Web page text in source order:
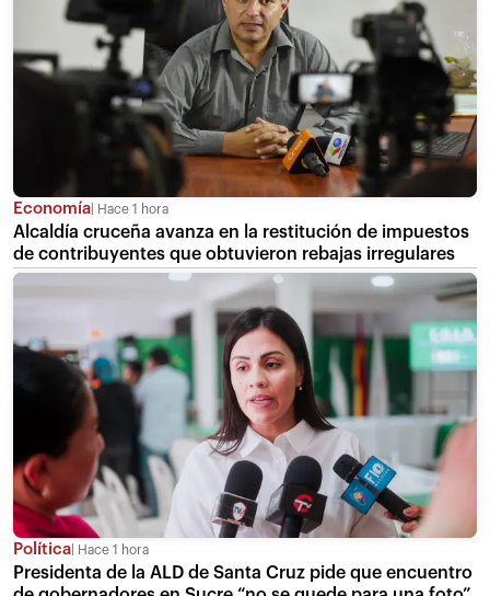
Economía Hace 1 hora
Alcaldía cruceña avanza en la restitución de impuestos
de contribuyentes que obtuvieron rebajas irregulares
Política Hace 1 hora
Presidenta de la ALD de Santa Cruz pide que encuentro